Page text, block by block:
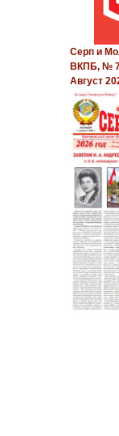
Серп и
ВКПБ, №
Август